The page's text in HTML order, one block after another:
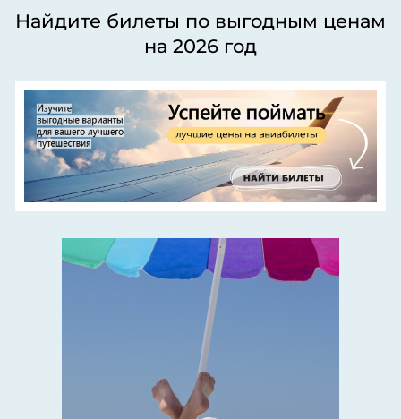
Найдите билеты по выгодным ценам
на 2026 год